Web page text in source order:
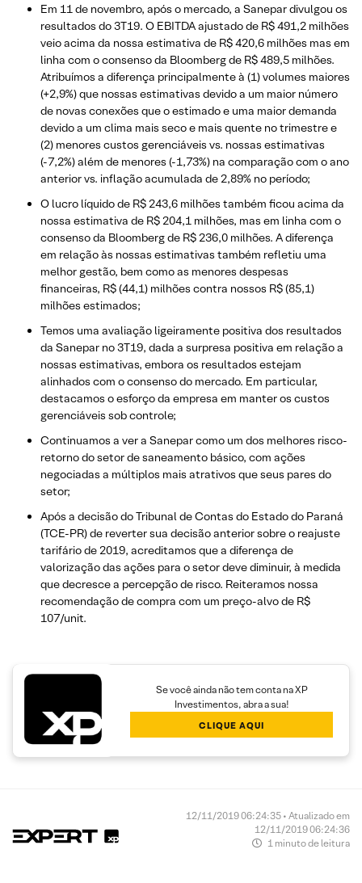
Em 11 de novembro, após o mercado, a Sanepar divulgou os
resultados do 3T19. O EBITDA ajustado de R$ 491,2 milhões
veio acima da nossa estimativa de R$ 420,6 milhões mas em
linha com o consenso da Bloomberg de R$ 489,5 milhões.
Atribuímos a diferença principalmente à (1) volumes maiores
(+2,9%) que nossas estimativas devido a um maior número
de novas conexões que o estimado e uma maior demanda
devido a um clima mais seco e mais quente no trimestre e
(2) menores custos gerenciáveis vs. nossas estimativas
(-7,2%) além de menores (-1,73%) na comparação com o ano
anterior vs. inflação acumulada de 2,89% no período;
O lucro líquido de R$ 243,6 milhões também ficou acima da
nossa estimativa de R$ 204,1 milhões, mas em linha com o
consenso da Bloomberg de R$ 236,0 milhões. A diferença
em relação às nossas estimativas também refletiu uma
melhor gestão, bem como as menores despesas
financeiras, R$ (44,1) milhões contra nossos R$ (85,1)
milhões estimados;
Temos uma avaliação ligeiramente positiva dos resultados
da Sanepar no 3T19, dada a surpresa positiva em relação a
nossas estimativas, embora os resultados estejam
alinhados com o consenso do mercado. Em particular,
destacamos o esforço da empresa em manter os custos
gerenciáveis ​​sob controle;
Continuamos a ver a Sanepar como um dos melhores risco-
retorno do setor de saneamento básico, com ações
negociadas a múltiplos mais atrativos que seus pares do
setor;
Após a decisão do Tribunal de Contas do Estado do Paraná
(TCE-PR) de reverter sua decisão anterior sobre o reajuste
tarifário de 2019, acreditamos que a diferença de
valorização das ações para o setor deve diminuir, à medida
que decresce a percepção de risco. Reiteramos nossa
recomendação de compra com um preço-alvo de R$
107/unit.
Se você ainda não tem conta na XP
Investimentos, abra a sua!
CLIQUE AQUI
12/11/2019 06:24:35 • Atualizado em
12/11/2019 06:24:36
1 minuto de leitura